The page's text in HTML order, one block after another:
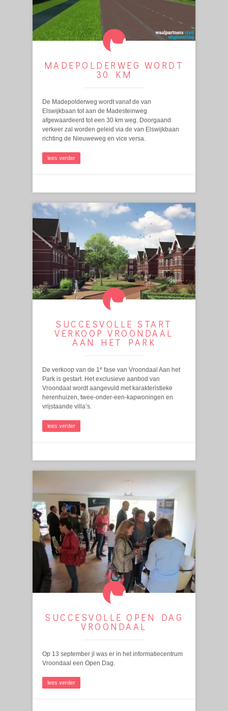
MADEPOLDERWEG WORDT
30 KM
De Madepolderweg wordt vanaf de van
Elswijkbaan tot aan de Madesteinweg
afgewaardeerd tot een 30 km weg. Doorgaand
verkeer zal worden geleid via de van Elswijkbaan
richting de Nieuweweg en vice versa.
lees verder
SUCCESVOLLE START
VERKOOP VROONDAAL
AAN HET PARK
De verkoop van de 1e fase van Vroondaal Aan het
Park is gestart. Het exclusieve aanbod van
Vroondaal wordt aangevuld met karakteristieke
herenhuizen, twee-onder-een-kapwoningen en
vrijstaande villa’s.
lees verder
SUCCESVOLLE OPEN DAG
VROONDAAL
Op 13 september jl was er in het informatiecentrum
Vroondaal een Open Dag.
lees verder